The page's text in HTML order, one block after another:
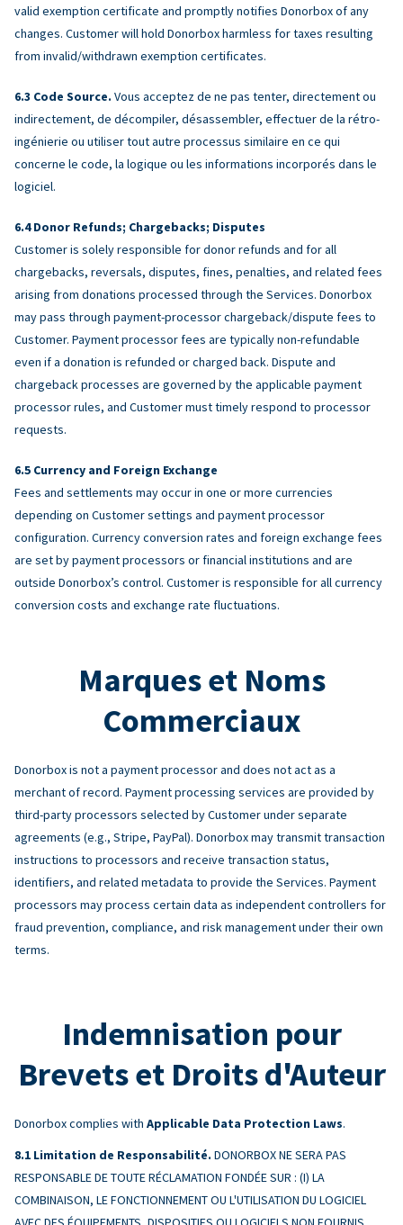
valid exemption certificate and promptly notifies Donorbox of any
changes. Customer will hold Donorbox harmless for taxes resulting
from invalid/withdrawn exemption certificates.
Code Source. Vous acceptez de ne pas tenter, directement ou
indirectement, de décompiler, désassembler, effectuer de la rétro-
ingénierie ou utiliser tout autre processus similaire en ce qui
concerne le code, la logique ou les informations incorporés dans le
logiciel.
Donor Refunds; Chargebacks; Disputes
Customer is solely responsible for donor refunds and for all
chargebacks, reversals, disputes, fines, penalties, and related fees
arising from donations processed through the Services. Donorbox
may pass through payment-processor chargeback/dispute fees to
Customer. Payment processor fees are typically non-refundable
even if a donation is refunded or charged back. Dispute and
chargeback processes are governed by the applicable payment
processor rules, and Customer must timely respond to processor
requests.
Currency and Foreign Exchange
Fees and settlements may occur in one or more currencies
depending on Customer settings and payment processor
configuration. Currency conversion rates and foreign exchange fees
are set by payment processors or financial institutions and are
outside Donorbox’s control. Customer is responsible for all currency
conversion costs and exchange rate fluctuations.
Marques et Noms
Commerciaux
Donorbox is not a payment processor and does not act as a
merchant of record. Payment processing services are provided by
third-party processors selected by Customer under separate
agreements (e.g., Stripe, PayPal). Donorbox may transmit transaction
instructions to processors and receive transaction status,
identifiers, and related metadata to provide the Services. Payment
processors may process certain data as independent controllers for
fraud prevention, compliance, and risk management under their own
terms.
Indemnisation pour
Brevets et Droits d'Auteur
Donorbox complies with Applicable Data Protection Laws.
Limitation de Responsabilité. DONORBOX NE SERA PAS
RESPONSABLE DE TOUTE RÉCLAMATION FONDÉE SUR : (I) LA
COMBINAISON, LE FONCTIONNEMENT OU L'UTILISATION DU LOGICIEL